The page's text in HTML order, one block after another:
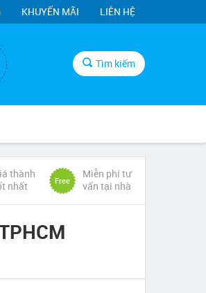
KHUYẾN MÃI LIÊN HỆ
Tìm kiếm
thành
nhất
Free
Miễn phí tư
vấn tại nhà